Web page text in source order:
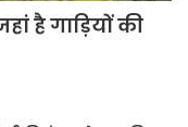
है गाड़ियों की